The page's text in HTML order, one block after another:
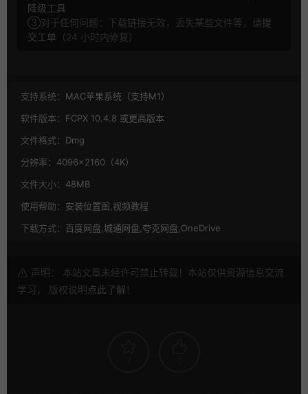
降级工具
③对于任何问题：下载链接无效，丢失某些文件等，请提
交工单 （24 小时内修复）
支持系统： MAC苹果系统（支持M1）
软件版本： FCPX 10.4.8 或更高版本
文件格式： Dmg
分辨率： 4096×2160（4K）
文件大小： 48MB
使用帮助： 安装位置图,视频教程
下载方式： 百度网盘,城通网盘,夸克网盘,OneDrive
声明： 本站文章未经许可禁止转载！本站仅供资源信息交流
学习， 版权说明点此了解 ！